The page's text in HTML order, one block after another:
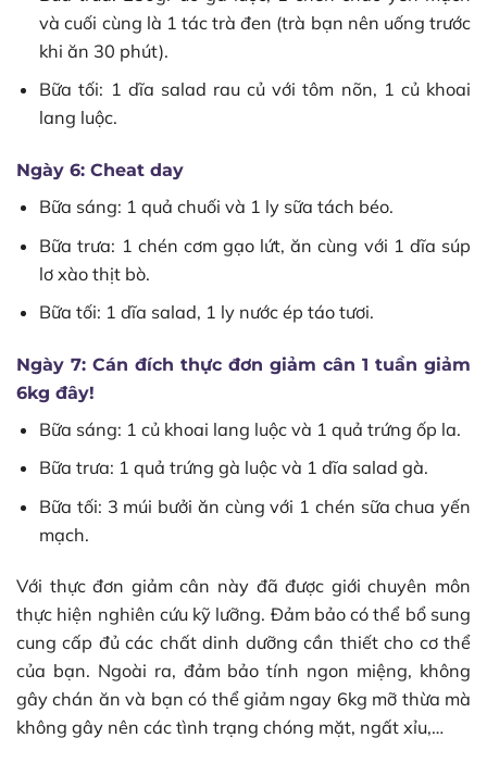
và cuối cùng là 1 tác trà đen (trà bạn nên uống trước
khi ăn 30 phút).
Bữa tối: 1 dĩa salad rau củ với tôm nõn, 1 củ khoai
lang luộc.
Ngày 6: Cheat day
Bữa sáng: 1 quả chuối và 1 ly sữa tách béo.
Bữa trưa: 1 chén cơm gạo lứt, ăn cùng với 1 dĩa súp
lơ xào thịt bò.
Bữa tối: 1 dĩa salad, 1 ly nước ép táo tươi.
Ngày 7: Cán đích thực đơn giảm cân 1 tuần giảm
6kg đây!
Bữa sáng: 1 củ khoai lang luộc và 1 quả trứng ốp la.
Bữa trưa: 1 quả trứng gà luộc và 1 dĩa salad gà.
Bữa tối: 3 múi bưởi ăn cùng với 1 chén sữa chua yến
mạch.
Với thực đơn giảm cân này đã được giới chuyên môn
thực hiện nghiên cứu kỹ lưỡng. Đảm bảo có thể bổ sung
cung cấp đủ các chất dinh dưỡng cần thiết cho cơ thể
của bạn. Ngoài ra, đảm bảo tính ngon miệng, không
gây chán ăn và bạn có thể giảm ngay 6kg mỡ thừa mà
không gây nên các tình trạng chóng mặt, ngất xỉu,…